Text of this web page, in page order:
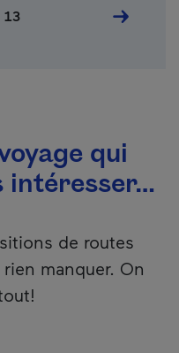
Dernière page
13 Page
qui
intéresser…
de routes
manquer. On